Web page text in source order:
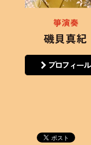
箏演奏
磯貝真紀
プロフィール